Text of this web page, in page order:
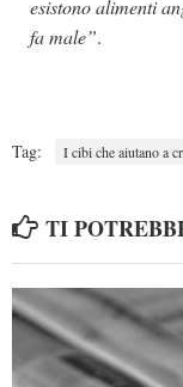
esistono alimenti
fa male”.
Tag: I cibi che aiutano a
TI